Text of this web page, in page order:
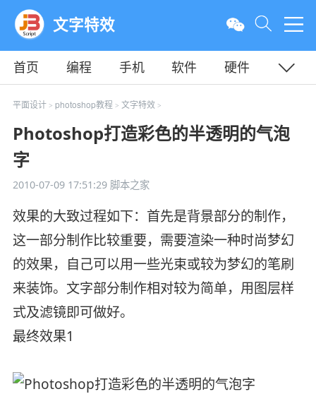
文字特效
首页 编程 手机 软件
硬件
教程
平面 服务器
平面设计> photoshop教程 > 文字特效 >
Photoshop打造彩色的半透明的气泡
字
2010-07-09 17:51:29脚本之家
效果的大致过程如下：首先是背景部分的制作，
这一部分制作比较重要，需要渲染一种时尚梦幻
的效果，自己可以用一些光束或较为梦幻的笔刷
来装饰。文字部分制作相对较为简单，用图层样
式及滤镜即可做好。
最终效果1